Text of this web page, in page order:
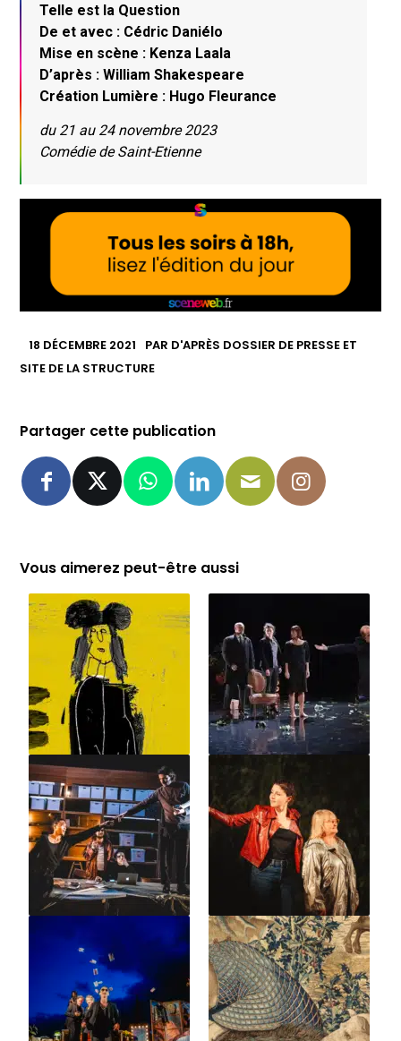
Telle est la Question
De et avec : Cédric Daniélo
Mise en scène : Kenza Laala
D’après : William Shakespeare
Création Lumière : Hugo Fleurance
du 21 au 24 novembre 2023
Comédie de Saint-Etienne
18 DÉCEMBRE 2021 PAR D'APRÈS DOSSIER DE PRESSE ET
SITE DE LA STRUCTURE
Partager cette publication
Vous aimerez peut-être aussi